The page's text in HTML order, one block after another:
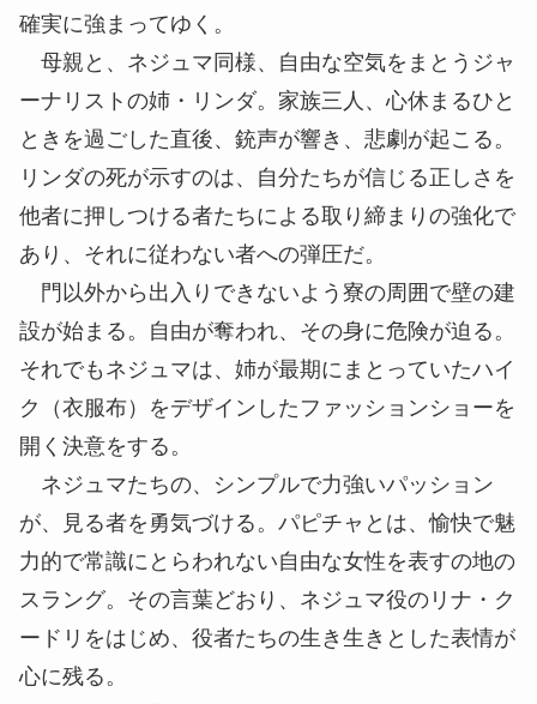
確実に強まってゆく。
母親と、ネジュマ同様、自由な空気をまとうジャ
ーナリストの姉・リンダ。家族三人、心休まるひと
ときを過ごした直後、銃声が響き、悲劇が起こる。
リンダの死が示すのは、自分たちが信じる正しさを
他者に押しつける者たちによる取り締まりの強化で
あり、それに従わない者への弾圧だ。
門以外から出入りできないよう寮の周囲で壁の建
設が始まる。自由が奪われ、その身に危険が迫る。
それでもネジュマは、姉が最期にまとっていたハイ
ク（衣服布）をデザインしたファッションショーを
開く決意をする。
ネジュマたちの、シンプルで力強いパッション
が、見る者を勇気づける。パピチャとは、愉快で魅
力的で常識にとらわれない自由な女性を表すの地の
スラング。その言葉どおり、ネジュマ役のリナ・ク
ードリをはじめ、役者たちの生き生きとした表情が
心に残る。